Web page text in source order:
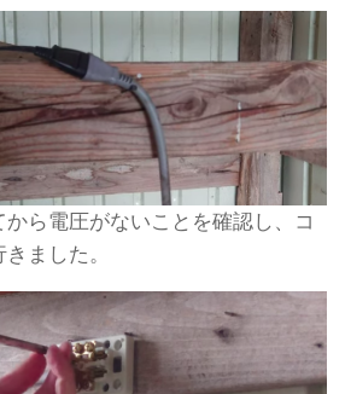
ら電圧がないことを確認し、コ
ました。